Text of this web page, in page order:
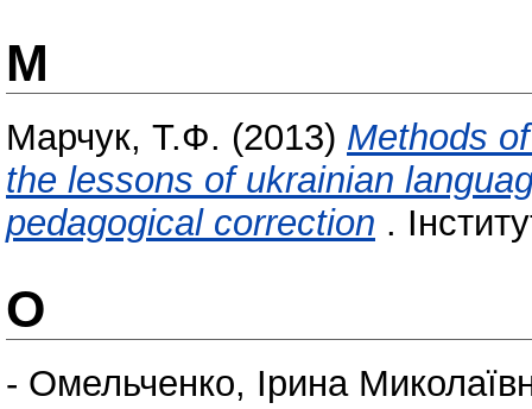
М
Марчук, Т.Ф. (2013) Methods
the lessons of ukrainian
pedagogical correction .
О
- Омельченко, Ірина